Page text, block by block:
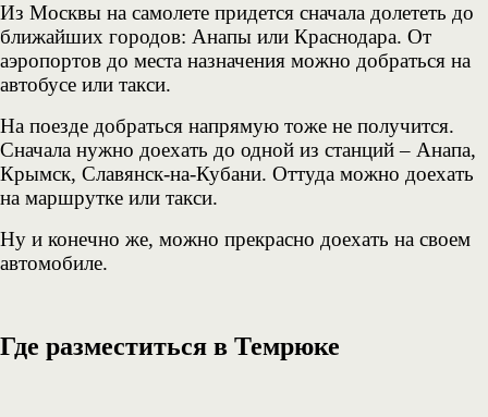
Из Москвы на самолете придется сначала долететь до
ближайших городов: Анапы или Краснодара. От
аэропортов до места назначения можно добраться на
автобусе или такси.
На поезде добраться напрямую тоже не получится.
Сначала нужно доехать до одной из станций – Анапа,
Крымск, Славянск-на-Кубани. Оттуда можно доехать
на маршрутке или такси.
Ну и конечно же, можно прекрасно доехать на своем
автомобиле.
Где разместиться в Темрюке